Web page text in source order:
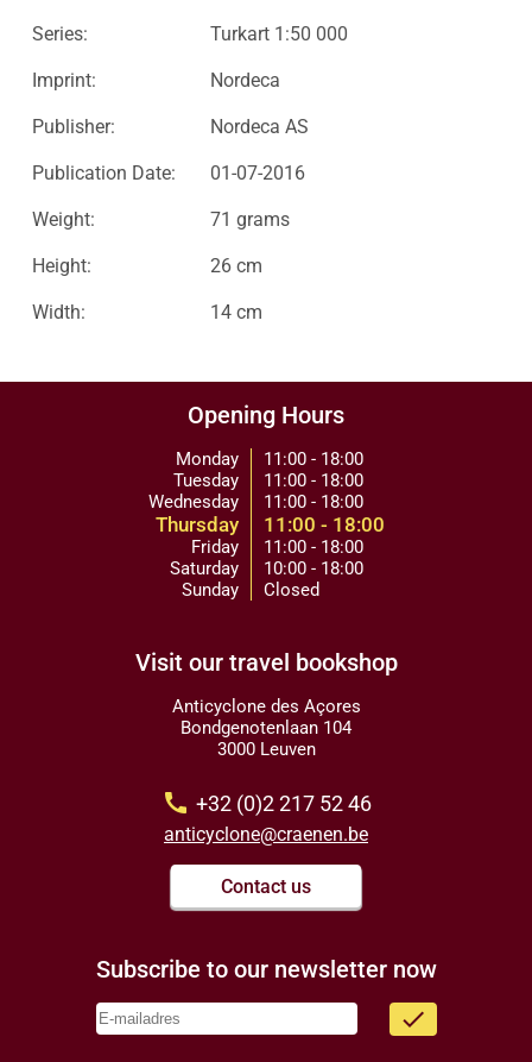
Series: Turkart 1:50 000
Imprint: Nordeca
Publisher: Nordeca AS
Publication Date: 01-07-2016
Weight: 71 grams
Height: 26 cm
Width: 14 cm
Opening Hours
Monday
Tuesday
Wednesday
Thursday
Friday
Saturday
Sunday
11:00 - 18:00
11:00 - 18:00
11:00 - 18:00
11:00 - 18:00
11:00 - 18:00
10:00 - 18:00
Closed
Visit our travel bookshop
Anticyclone des Açores
Bondgenotenlaan 104
3000 Leuven
call +32 (0)2 217 52 46
anticyclone@craenen.be
Contact us
Subscribe to our newsletter now
done